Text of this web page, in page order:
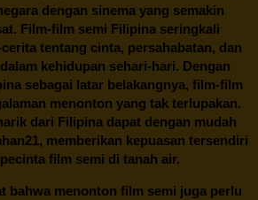
dengan sinema yang semakin
Film-film semi Filipina seringkali
tentang cinta, persahabatan, dan
kehidupan sehari-hari. Dengan
sebagai latar belakangnya, film-film
menonton yang tak terlupakan.
dari Filipina dapat dengan mudah
, memberikan kepuasan tersendiri
film semi di tanah air.
bahwa menonton film semi juga perlu